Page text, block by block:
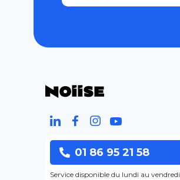
01 86 95 21 58
Service disponible du lundi au vendredi